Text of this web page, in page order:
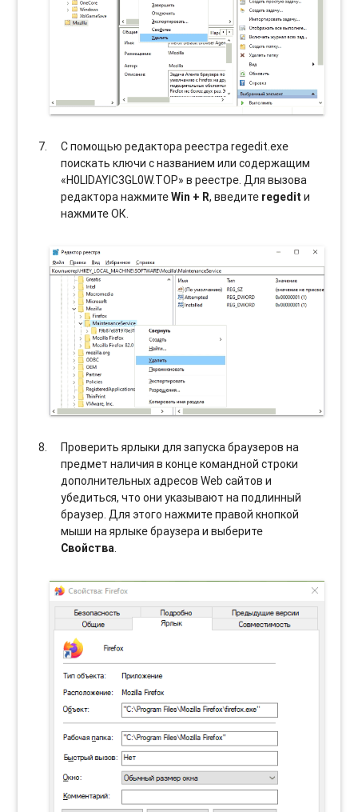
С помощью редактора реестра regedit.exe
поискать ключи с названием или содержащим
«H0LIDAYIC3GL0W.TOP» в реестре. Для вызова
редактора нажмитеWin + R, введите regedit и
нажмите ОК.
Проверить ярлыки для запуска браузеров на
предмет наличия в конце командной строки
дополнительных адресов Web сайтов и
убедиться, что они указывают на подлинный
браузер. Для этого нажмите правой кнопкой
мыши на ярлыке браузера и выберите
Свойства